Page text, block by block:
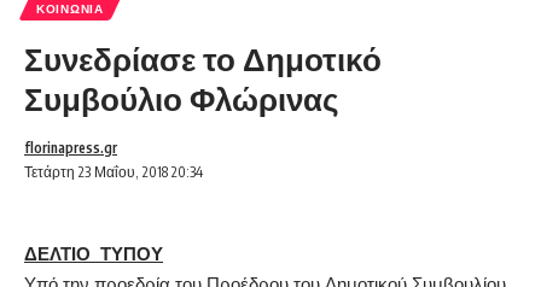
ΚΟΙΝΩΝΊΑ
Συνεδρίασε το Δημοτικό
Συμβούλιο Φλώρινας
Τετάρτη 23 Μαΐου, 2018 20:34
florinapress.gr
ΔΕΛΤΙΟ ΤΥΠΟΥ